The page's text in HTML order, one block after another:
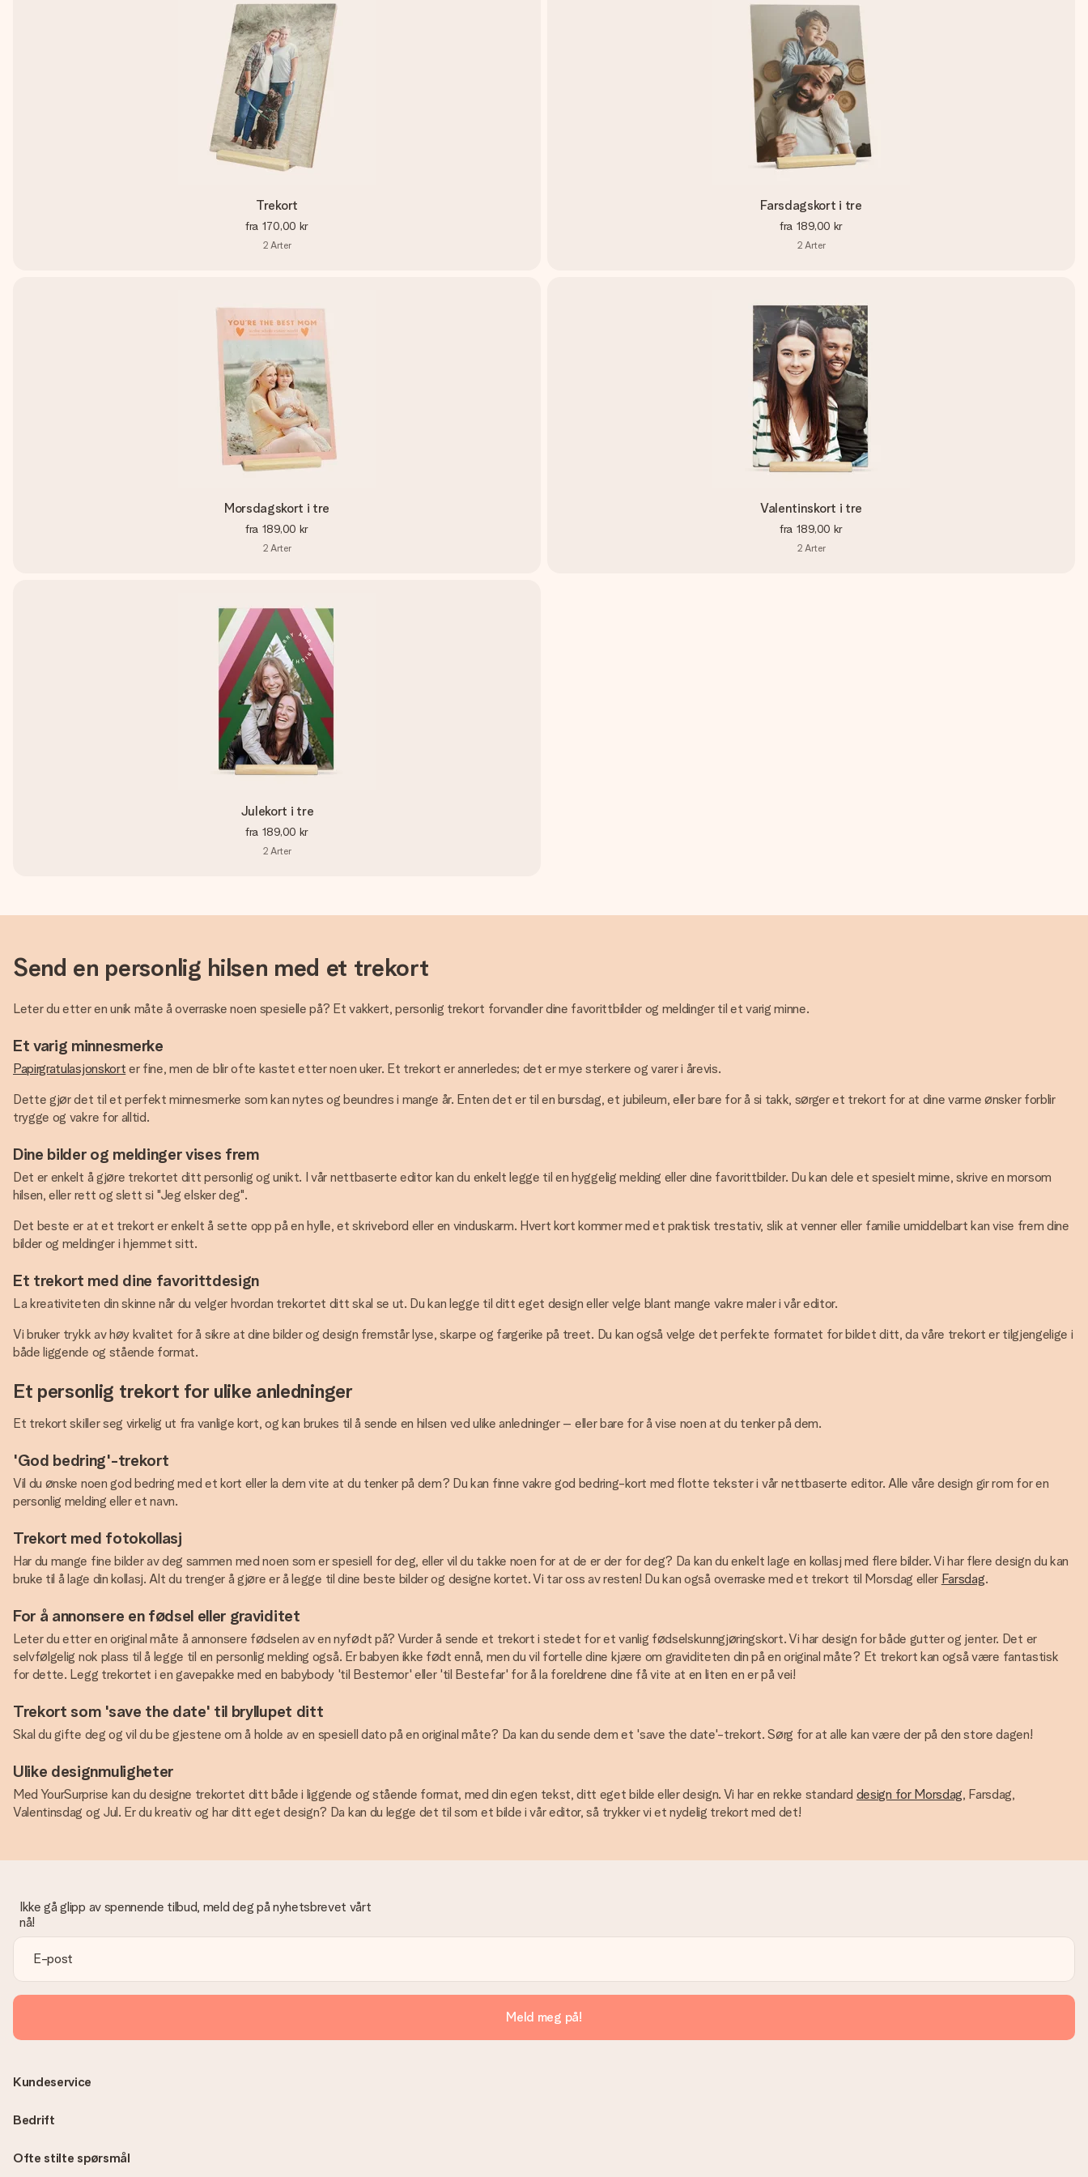
Trekort
fra 170,00 kr
2 Arter
Farsdagskort i tre
fra 189,00 kr
2 Arter
Morsdagskort i tre
fra 189,00 kr
2 Arter
Valentinskort i tre
fra 189,00 kr
2 Arter
Julekort i tre
fra 189,00 kr
2 Arter
Send en personlig hilsen med et trekort
Leter du etter en unik måte å overraske noen spesielle på? Et vakkert, personlig trekort forvandler dine favorittbilder og meldinger til et varig minne.
Et varig minnesmerke
Papirgratulasjonskort er fine, men de blir ofte kastet etter noen uker. Et trekort er annerledes; det er mye sterkere og varer i årevis.
Dette gjør det til et perfekt minnesmerke som kan nytes og beundres i mange år. Enten det er til en bursdag, et jubileum, eller bare for å si takk, sørger et trekort for at dine varme ønsker forblir
trygge og vakre for alltid.
Dine bilder og meldinger vises frem
Det er enkelt å gjøre trekortet ditt personlig og unikt. I vår nettbaserte editor kan du enkelt legge til en hyggelig melding eller dine favorittbilder. Du kan dele et spesielt minne, skrive en morsom
hilsen, eller rett og slett si "Jeg elsker deg".
Det beste er at et trekort er enkelt å sette opp på en hylle, et skrivebord eller en vinduskarm. Hvert kort kommer med et praktisk trestativ, slik at venner eller familie umiddelbart kan vise frem dine
bilder og meldinger i hjemmet sitt.
Et trekort med dine favorittdesign
La kreativiteten din skinne når du velger hvordan trekortet ditt skal se ut. Du kan legge til ditt eget design eller velge blant mange vakre maler i vår editor.
Vi bruker trykk av høy kvalitet for å sikre at dine bilder og design fremstår lyse, skarpe og fargerike på treet. Du kan også velge det perfekte formatet for bildet ditt, da våre trekort er tilgjengelige i
både liggende og stående format.
Et personlig trekort for ulike anledninger
Et trekort skiller seg virkelig ut fra vanlige kort, og kan brukes til å sende en hilsen ved ulike anledninger – eller bare for å vise noen at du tenker på dem.
'God bedring'-trekort
Vil du ønske noen god bedring med et kort eller la dem vite at du tenker på dem? Du kan finne vakre god bedring-kort med flotte tekster i vår nettbaserte editor. Alle våre design gir rom for en
personlig melding eller et navn.
Trekort med fotokollasj
Har du mange fine bilder av deg sammen med noen som er spesiell for deg, eller vil du takke noen for at de er der for deg? Da kan du enkelt lage en kollasj med flere bilder. Vi har flere design du kan
bruke til å lage din kollasj. Alt du trenger å gjøre er å legge til dine beste bilder og designe kortet. Vi tar oss av resten! Du kan også overraske med et trekort til Morsdag eller Farsdag.
For å annonsere en fødsel eller graviditet
Leter du etter en original måte å annonsere fødselen av en nyfødt på? Vurder å sende et trekort i stedet for et vanlig fødselskunngjøringskort. Vi har design for både gutter og jenter. Det er
selvfølgelig nok plass til å legge til en personlig melding også. Er babyen ikke født ennå, men du vil fortelle dine kjære om graviditeten din på en original måte? Et trekort kan også være fantastisk
for dette. Legg trekortet i en gavepakke med en babybody 'til Bestemor' eller 'til Bestefar' for å la foreldrene dine få vite at en liten en er på vei!
Trekort som 'save the date' til bryllupet ditt
Skal du gifte deg og vil du be gjestene om å holde av en spesiell dato på en original måte? Da kan du sende dem et 'save the date'-trekort. Sørg for at alle kan være der på den store dagen!
Ulike designmuligheter
Med YourSurprise kan du designe trekortet ditt både i liggende og stående format, med din egen tekst, ditt eget bilde eller design. Vi har en rekke standard design for Morsdag, Farsdag,
Valentinsdag og Jul. Er du kreativ og har ditt eget design? Da kan du legge det til som et bilde i vår editor, så trykker vi et nydelig trekort med det!
Ikke gå glipp av spennende tilbud, meld deg på nyhetsbrevet vårt
nå!
Meld meg på!
Ofte stilte spørsmål
Kundeservice
Bedrift